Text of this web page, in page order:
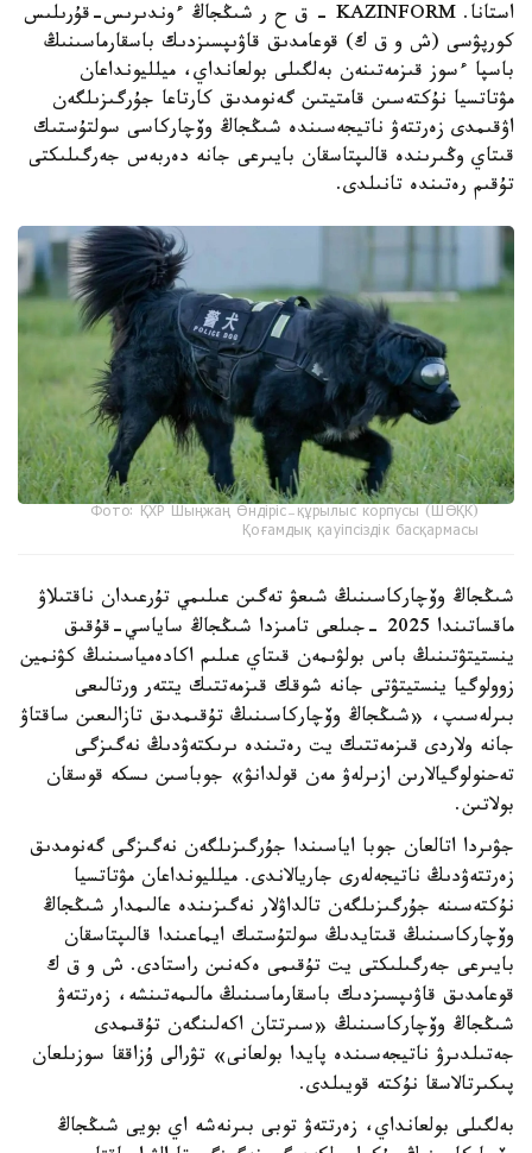
استانا. KAZINFORM – ق ح ر شىڭجاڭ ءوندىرىس-قۇرىلىس
كورپۋسى (ش و ق ك) قوعامدىق قاۋىپسىزدىك باسقارماسىنىڭ
باسپا ءسوز قىزمەتىنەن بەلگىلى بولعانداي، ميلليونداعان
مۋتاتسيا نۇكتەسىن قامتيتىن گەنومدىق كارتاعا جۇرگىزىلگەن
اۋقىمدى زەرتتەۋ ناتيجەسىندە شىڭجاڭ وۆچاركاسى سولتۇستىك
قىتاي وڭىرىندە قالىپتاسقان بايىرعى جانە دەربەس جەرگىلىكتى
تۇقىم رەتىندە تانىلدى.
Фото: ҚХР Шыңжаң Өндіріс-құрылыс корпусы (ШӨҚК)
Қоғамдық қауіпсіздік басқармасы
شىڭجاڭ وۆچاركاسىنىڭ شىعۋ تەگىن عىلىمي تۇرعىدان ناقتىلاۋ
ماقساتىندا 2025 -جىلعى تامىزدا شىڭجاڭ ساياسي-قۇقىق
ينستيتۋتىنىڭ باس بولۋىمەن قىتاي عىلىم اكادەمياسىنىڭ كۋنمين
زوولوگيا ينستيتۋتى جانە شوقك قىزمەتتىك يتتەر ورتالىعى
بىرلەسىپ، «شىڭجاڭ وۆچاركاسىنىڭ تۇقىمدىق تازالىعىن ساقتاۋ
جانە ولاردى قىزمەتتىك يت رەتىندە ىرىكتەۋدىڭ نەگىزگى
تەحنولوگيالارىن ازىرلەۋ مەن قولدانۋ» جوباسىن ىسكە قوسقان
بولاتىن.
جۋىردا اتالعان جوبا اياسىندا جۇرگىزىلگەن نەگىزگى گەنومدىق
زەرتتەۋدىڭ ناتيجەلەرى جاريالاندى. ميلليونداعان مۋتاتسيا
نۇكتەسىنە جۇرگىزىلگەن تالداۋلار نەگىزىندە عالىمدار شىڭجاڭ
وۆچاركاسىنىڭ قىتايدىڭ سولتۇستىك ايماعىندا قالىپتاسقان
بايىرعى جەرگىلىكتى يت تۇقىمى ەكەنىن راستادى. ش و ق ك
قوعامدىق قاۋىپسىزدىك باسقارماسىنىڭ مالىمەتىنشە، زەرتتەۋ
شىڭجاڭ وۆچاركاسىنىڭ «سىرتتان اكەلىنگەن تۇقىمدى
جەتىلدىرۋ ناتيجەسىندە پايدا بولعانى» تۋرالى ۇزاققا سوزىلعان
پىكىرتالاسقا نۇكتە قويىلدى.
بەلگىلى بولعانداي، زەرتتەۋ توبى بىرنەشە اي بويى شىڭجاڭ